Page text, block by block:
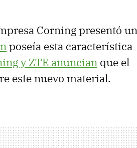
Corning presentó un
poseía esta característica
y ZTE anuncian que el
este nuevo material.